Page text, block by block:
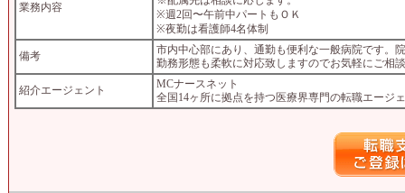
業務内容
※週2回〜午前中パートもＯＫ
※夜勤は看護師4名体制
備考
市内中心部にあり、通勤も便利な一般病院です。
勤務形態も柔軟に対応致しますのでお気軽にご相
紹介エージェント
MCナースネット
全国14ヶ所に拠点を持つ医療界専門の転職エージ